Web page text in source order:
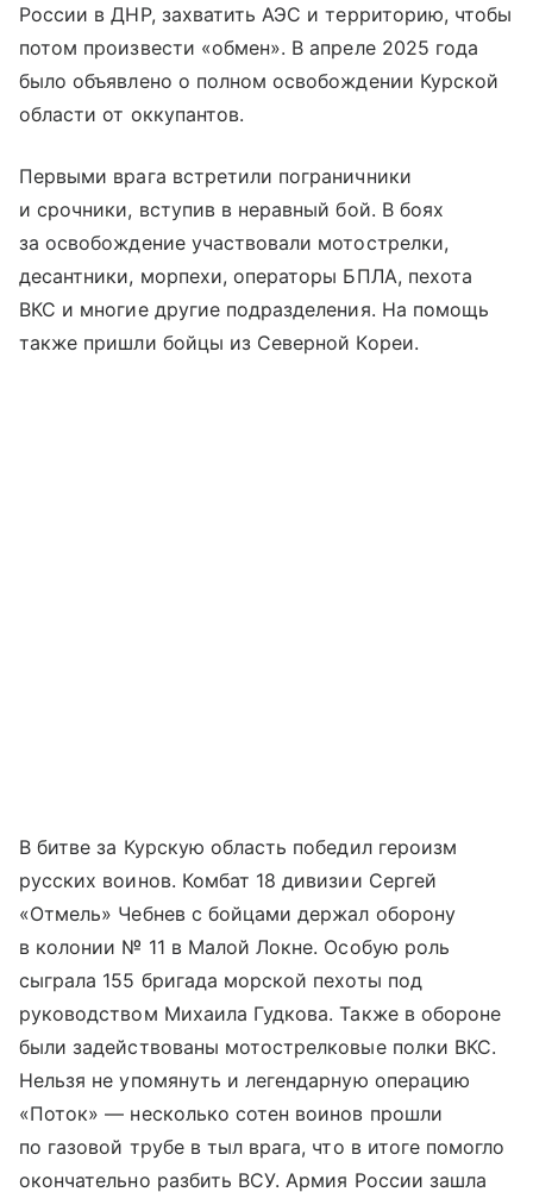
России в ДНР, захватить АЭС и территорию, чтобы
потом произвести «обмен». В апреле 2025 года
было объявлено о полном освобождении Курской
области от оккупантов.
Первыми врага встретили пограничники
и срочники, вступив в неравный бой. В боях
за освобождение участвовали мотострелки,
десантники, морпехи, операторы БПЛА, пехота
ВКС и многие другие подразделения. На помощь
также пришли бойцы из Северной Кореи.
В битве за Курскую область победил героизм
русских воинов. Комбат 18 дивизии Сергей
«Отмель» Чебнев с бойцами держал оборону
в колонии № 11 в Малой Локне. Особую роль
сыграла 155 бригада морской пехоты под
руководством Михаила Гудкова. Также в обороне
были задействованы мотострелковые полки ВКС.
Нельзя не упомянуть и легендарную операцию
«Поток» — несколько сотен воинов прошли
по газовой трубе в тыл врага, что в итоге помогло
окончательно разбить ВСУ. Армия России зашла